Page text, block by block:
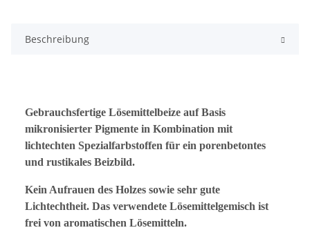
Beschreibung
Gebrauchsfertige Lösemittelbeize auf Basis
mikronisierter Pigmente in Kombination mit
lichtechten Spezialfarbstoffen für ein porenbetontes
und rustikales Beizbild.
Kein Aufrauen des Holzes sowie sehr gute
Lichtechtheit. Das verwendete Lösemittelgemisch ist
frei von aromatischen Lösemitteln.